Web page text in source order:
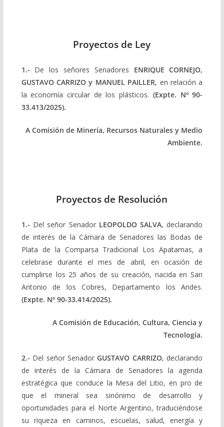
Proyectos de Ley
1.- De los señores Senadores ENRIQUE CORNEJO,
GUSTAVO CARRIZO y MANUEL PAILLER, en relación a
la economía circular de los plásticos. (Expte. Nº 90-
33.413/2025).
A Comisión de Minería, Recursos Naturales y Medio
Ambiente.
Proyectos de Resolución
1.- Del señor SenadorLEOPOLDO SALVA, declarando
de interés de la Cámara de Senadores las Bodas de
Plata de la Comparsa Tradicional Los Apatamas, a
celebrase durante el mes de abril, en ocasión de
cumplirse los 25 años de su creación, nacida en San
Antonio de los Cobres, Departamento los Andes.
(Expte. Nº 90-33.414/2025).
A Comisión de Educación, Cultura, Ciencia y
Tecnología.
2.- Del señor Senador GUSTAVO CARRIZO, declarando
de interés de la Cámara de Senadores la agenda
estratégica que conduce la Mesa del Litio, en pro de
que el mineral sea sinónimo de desarrollo y
oportunidades para el Norte Argentino, traduciéndose
su riqueza en caminos, escuelas, salud, energía y